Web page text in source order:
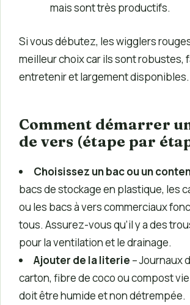
mais sont très productifs.
Si vous débutez, les wigglers
meilleur choix car ils sont robustes,
entretenir et largement disponibles.
Comment démarrer
de vers (étape par
Choisissez un bac ou un
bacs de stockage en plastique, les
ou les bacs à vers commerciaux
tous. Assurez-vous qu’il y a des
pour la ventilation et le drainage.
Ajouter de la literie – Journaux
carton, fibre de coco ou compost
doit être humide et non détrempée.